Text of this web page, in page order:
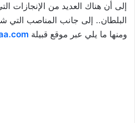
إلى أن هناك العديد من الإنجازات
البلطان.. إلى جانب المناصب التي
ومنها ما يلي عبر موقع قبيلة